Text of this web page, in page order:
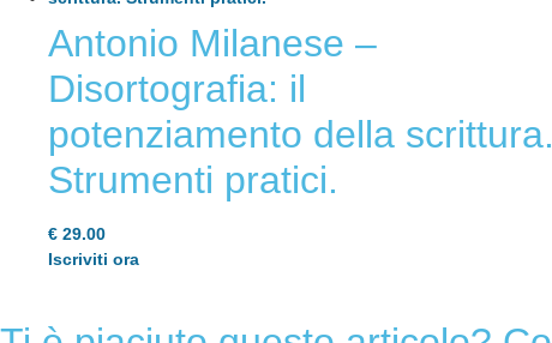
Antonio Milanese –
Disortografia: il
potenziamento della scrittura.
Strumenti pratici.
€ 29.00
Iscriviti ora